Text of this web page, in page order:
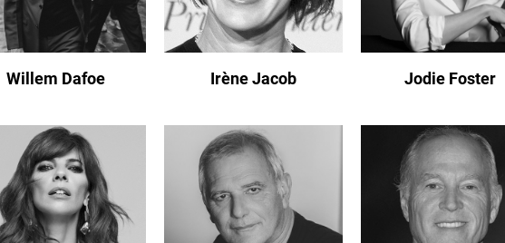
Willem Dafoe Irène Jacob Jodie Foster